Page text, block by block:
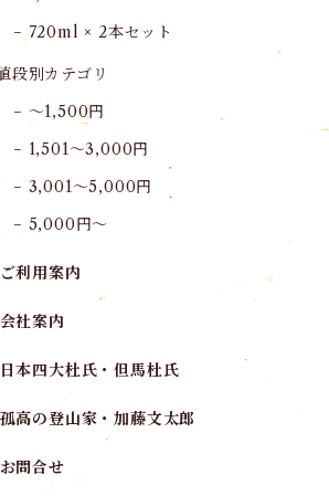
− 720ml × 2本セット
段別カテゴリ
− 〜1,500円
− 1,501〜3,000円
− 3,001〜5,000円
− 5,000円〜
利用案内
社案内
本四大杜氏・但馬杜氏
高の登山家・加藤文太郎
問合せ